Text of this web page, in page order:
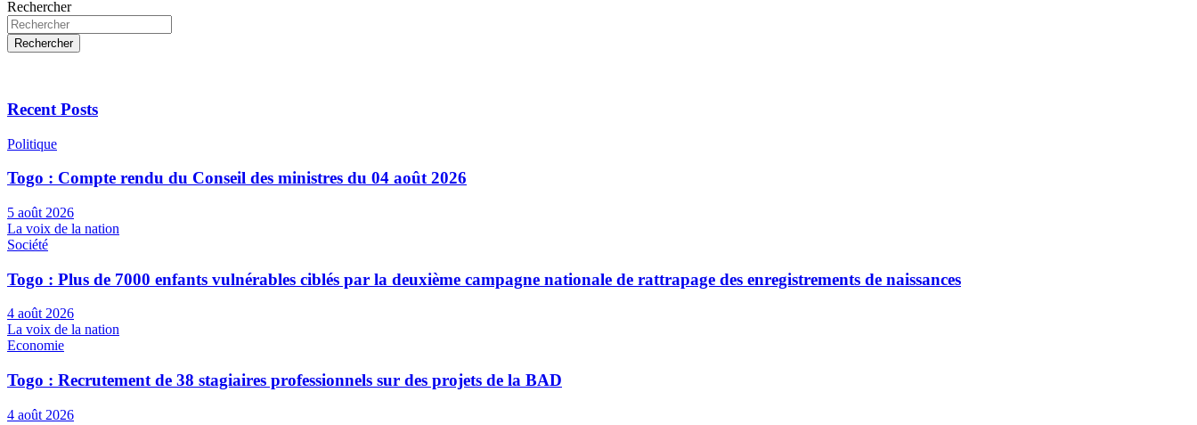
Rechercher
Rechercher
Recent Posts
Politique
Togo : Compte rendu du Conseil des ministres du 04 août 2026
5 août 2026
La voix de la nation
Société
Togo : Plus de 7000 enfants vulnérables ciblés par la deuxième campagne nationale de rattrapage des enregistrements de naissances
4 août 2026
La voix de la nation
Economie
Togo : Recrutement de 38 stagiaires professionnels sur des projets de la BAD
4 août 2026